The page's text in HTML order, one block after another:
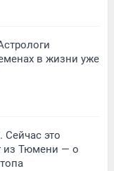
в жизни уже
Сейчас это
из Тюмени — о